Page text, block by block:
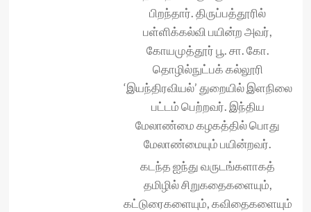
பிறந்தார். திருப்பத்தூரில்
பள்ளிக்கல்வி பயின்ற அவர்,
கோயமுத்தூர் பூ. சா. கோ.
தொழில்நுட்பக் கல்லூரி
‘இயந்திரவியல்’ துறையில் இளநிலை
பட்டம் பெற்றவர். இந்திய
மேலாண்மை கழகத்தில் பொது
மேலாண்மையும் பயின்றவர்.
கடந்த ஐந்து வருடங்களாகத்
தமிழில் சிறுகதைகளையும்,
கட்டுரைகளையும், கவிதைகளையும்